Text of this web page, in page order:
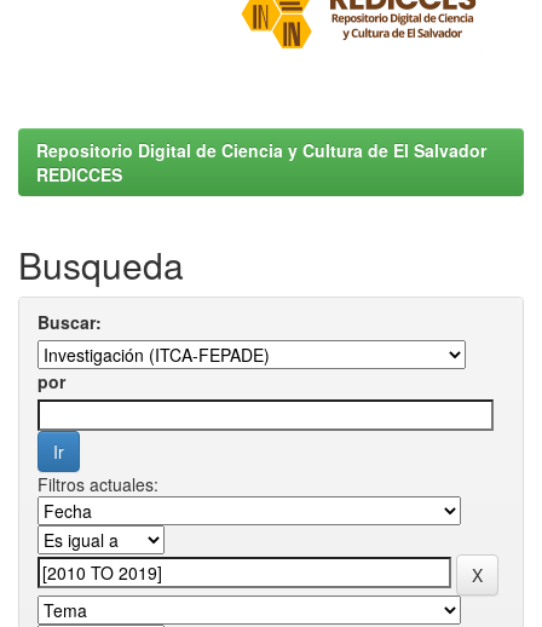
Repositorio Digital de Ciencia y Cultura de El Salvador
REDICCES
Busqueda
Buscar:
por
Filtros actuales: